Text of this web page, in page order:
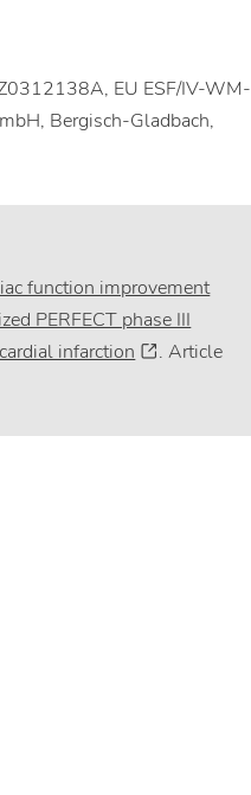
EU ESF/IV-WM-
Bergisch-Gladbach,
function improvement
PERFECT phase III
infarction
. Article